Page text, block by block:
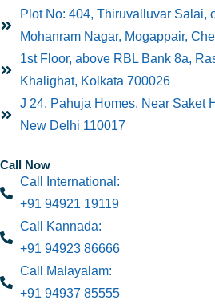
Plot No: 404, Thiruvalluvar Salai,
Mohanram Nagar, Mogappair,
1st Floor, above RBL Bank 8a,
Khalighat, Kolkata 700026
J 24, Pahuja Homes, Near Saket
New Delhi 110017
Call Now
Call International:
+91 94921 19119
Call Kannada:
+91 94923 86666
Call Malayalam:
+91 94937 85555